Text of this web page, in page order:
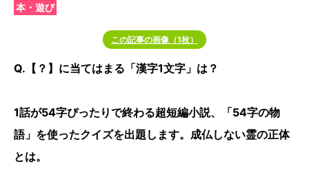
本・遊び
この記事の画像（1枚）
Q.【？】に当てはまる「漢字1文字」は？
1話が54字ぴったりで終わる超短編小説、「54字の物
語」を使ったクイズを出題します。成仏しない霊の正体
とは。